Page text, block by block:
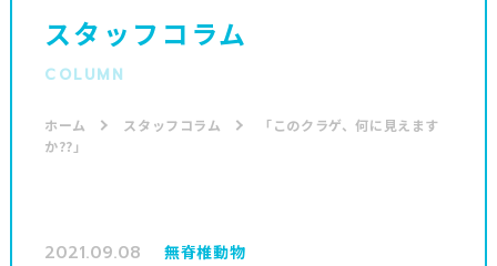
スタッフコラム
COLUMN
ホーム スタッフコラム
「このクラゲ、何に見えます
か??」
2021.09.08 無脊椎動物